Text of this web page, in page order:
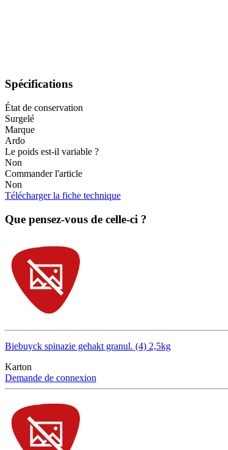
Spécifications
État de conservation
Surgelé
Marque
Ardo
Le poids est-il variable ?
Non
Commander l'article
Non
Télécharger la fiche technique
Que pensez-vous de celle-ci ?
Biebuyck spinazie gehakt granul. (4) 2,5kg
Karton
Demande de connexion